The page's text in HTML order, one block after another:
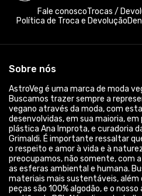
Fale conoscoTrocas /
Política de Troca e Devolução
Sobre nós
AstroVeg é uma marca de moda
Buscamos trazer sempre a
vegano através da moda, com
desenvolvidas, em sua maioria,
plástica Ana Improta, e curadoria
Grimaldi. É importante ressaltar
o respeito e amor à vida e à
preocupamos, não somente, com
as esferas ambiental e humana.
materiais mais sustentáveis, além
peças são 100% algodão, e o